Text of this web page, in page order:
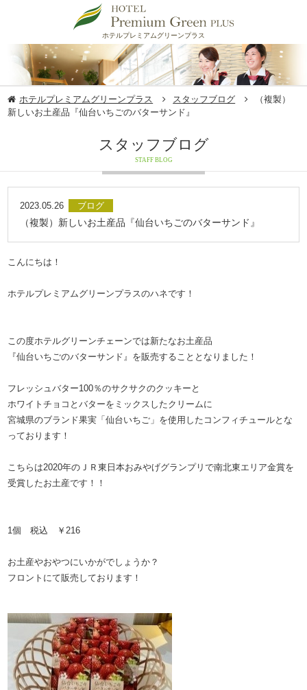
ホテルプレミアムグリーンプラス
ホテルプレミアムグリーンプラス スタッフブログ
（複製）
新しいお土産品『仙台いちごのバターサンド』
スタッフブログ
STAFF BLOG
2023.05.26 ブログ
（複製）新しいお土産品『仙台いちごのバターサンド』
こんにちは！
ホテルプレミアムグリーンプラスのハネです！
この度ホテルグリーンチェーンでは新たなお土産品
『仙台いちごのバターサンド』を販売することとなりました！
フレッシュバター100％のサクサクのクッキーと
ホワイトチョコとバターをミックスしたクリームに
宮城県のブランド果実「仙台いちご」を使用したコンフィチュールとな
っております！
こちらは2020年のＪＲ東日本おみやげグランプリで南北東エリア金賞を
受賞したお土産です！！
1個 税込 ￥216
お土産やおやつにいかがでしょうか？
フロントにて販売しております！